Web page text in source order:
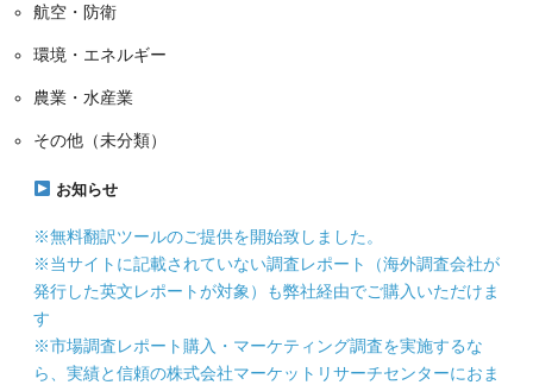
航空・防衛
環境・エネルギー
農業・水産業
その他（未分類）
お知らせ
※無料翻訳ツールのご提供を開始致しました。
※当サイトに記載されていない調査レポート（海外調査会社が
発行した英文レポートが対象）も弊社経由でご購入いただけま
す
※市場調査レポート購入・マーケティング調査を実施するな
ら、実績と信頼の株式会社マーケットリサーチセンターにおま